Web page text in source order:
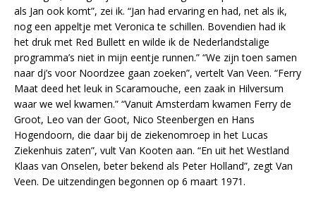
als Jan ook komt”, zei ik. “Jan had ervaring en had, net als ik,
nog een appeltje met Veronica te schillen. Bovendien had ik
het druk met Red Bullett en wilde ik de Nederlandstalige
programma’s niet in mijn eentje runnen.” “We zijn toen samen
naar dj’s voor Noordzee gaan zoeken”, vertelt Van Veen. “Ferry
Maat deed het leuk in Scaramouche, een zaak in Hilversum
waar we wel kwamen.” “Vanuit Amsterdam kwamen Ferry de
Groot, Leo van der Goot, Nico Steenbergen en Hans
Hogendoorn, die daar bij de ziekenomroep in het Lucas
Ziekenhuis zaten”, vult Van Kooten aan. “En uit het Westland
Klaas van Onselen, beter bekend als Peter Holland”, zegt Van
Veen. De uitzendingen begonnen op 6 maart 1971.